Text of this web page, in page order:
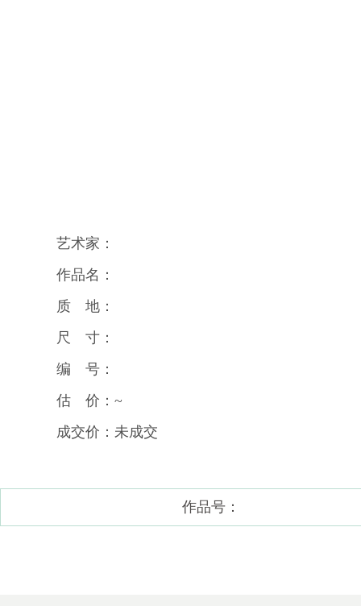
艺术家：
作品名：
质 地：
尺 寸：
编 号：
估 价：~
成交价：未成交
作品号：